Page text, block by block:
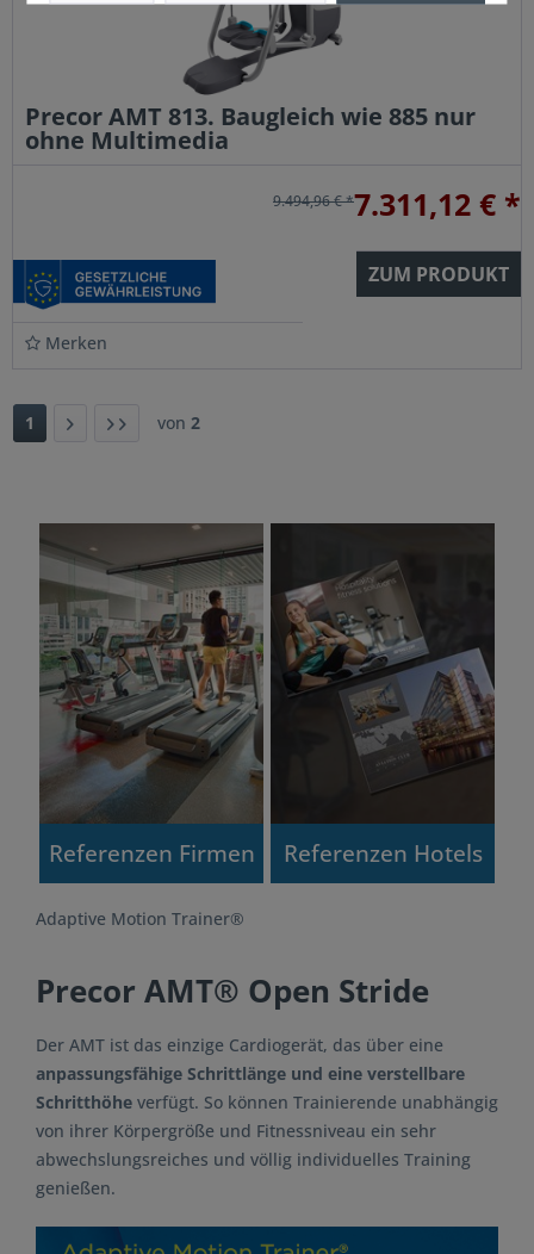
Precor AMT 813. Baugleich wie 885 nur
ohne Multimedia
7.311,12 € *
9.494,96 € *
ZUM PRODUKT
Merken
1 von 2
Referenzen Firmen Referenzen Hotels
Adaptive Motion Trainer®
Precor AMT® Open Stride
Der AMT ist das einzige Cardiogerät, das über eine
anpassungsfähige Schrittlänge und eine verstellbare
Schritthöhe verfügt. So können Trainierende unabhängig
von ihrer Körpergröße und Fitnessniveau ein sehr
abwechslungsreiches und völlig individuelles Training
genießen.